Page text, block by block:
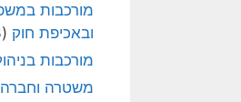
מורכבות
ובאכיפת חוק (2,103)
מורכבות
משטרה וחברה